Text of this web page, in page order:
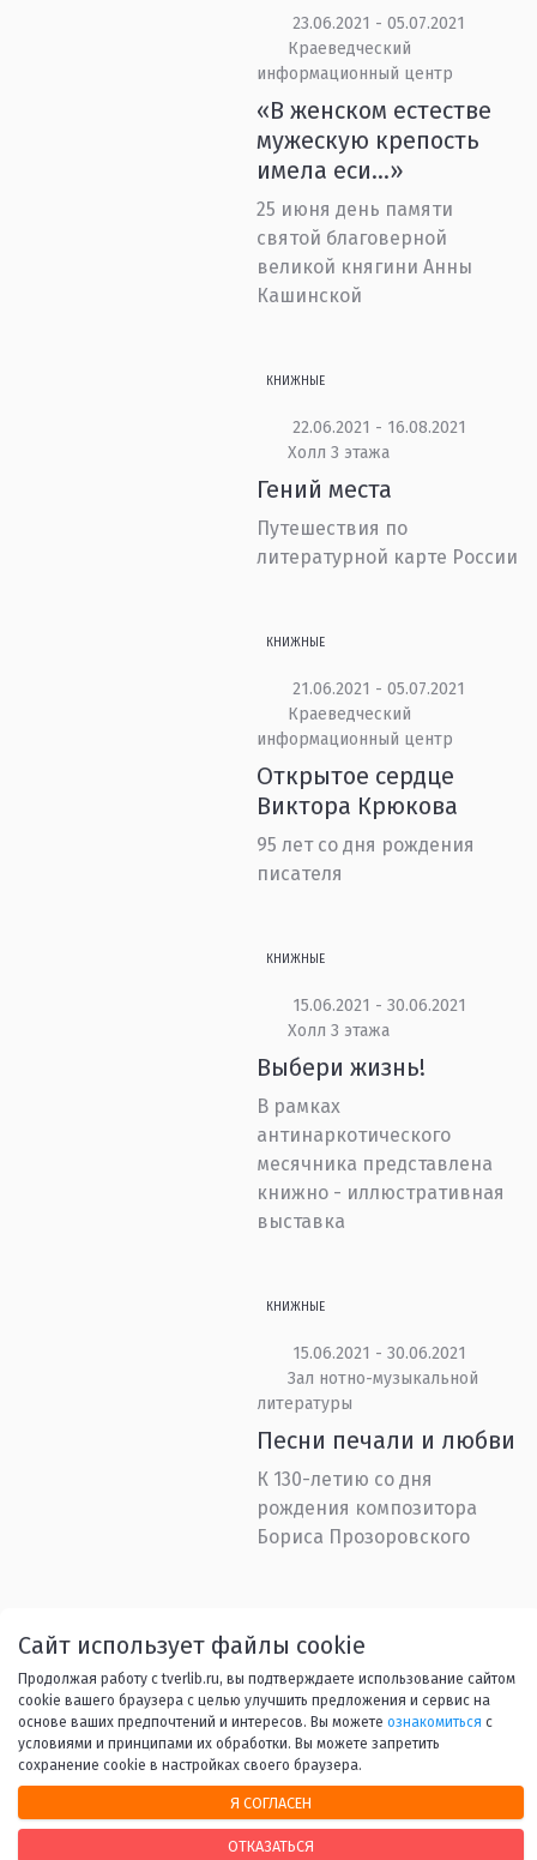
23.06.2021 - 05.07.2021
Краеведческий
информационный центр
«В женском естестве
мужескую крепость
имела еси...»
25 июня день памяти
святой благоверной
великой княгини Анны
Кашинской
КНИЖНЫЕ
22.06.2021 - 16.08.2021
Холл 3 этажа
Гений места
Путешествия по
литературной карте России
КНИЖНЫЕ
21.06.2021 - 05.07.2021
Краеведческий
информационный центр
Открытое сердце
Виктора Крюкова
95 лет со дня рождения
писателя
КНИЖНЫЕ
15.06.2021 - 30.06.2021
Холл 3 этажа
Выбери жизнь!
В рамках
антинаркотического
месячника представлена
книжно - иллюстративная
выставка
КНИЖНЫЕ
15.06.2021 - 30.06.2021
Зал нотно-музыкальной
литературы
Песни печали и любви
К 130-летию со дня
рождения композитора
Бориса Прозоровского
Назад ...
39 40 ... 53 Вперед
Сайт использует файлы cookie
Продолжая работу с tverlib.ru, вы подтверждаете использование сайтом
cookie вашего браузера с целью улучшить предложения и сервис на
основе ваших предпочтений и интересов. Вы можете ознакомиться с
условиями и принципами их обработки. Вы можете запретить
сохранение cookie в настройках своего браузера.
Я СОГЛАСЕН
ОТКАЗАТЬСЯ